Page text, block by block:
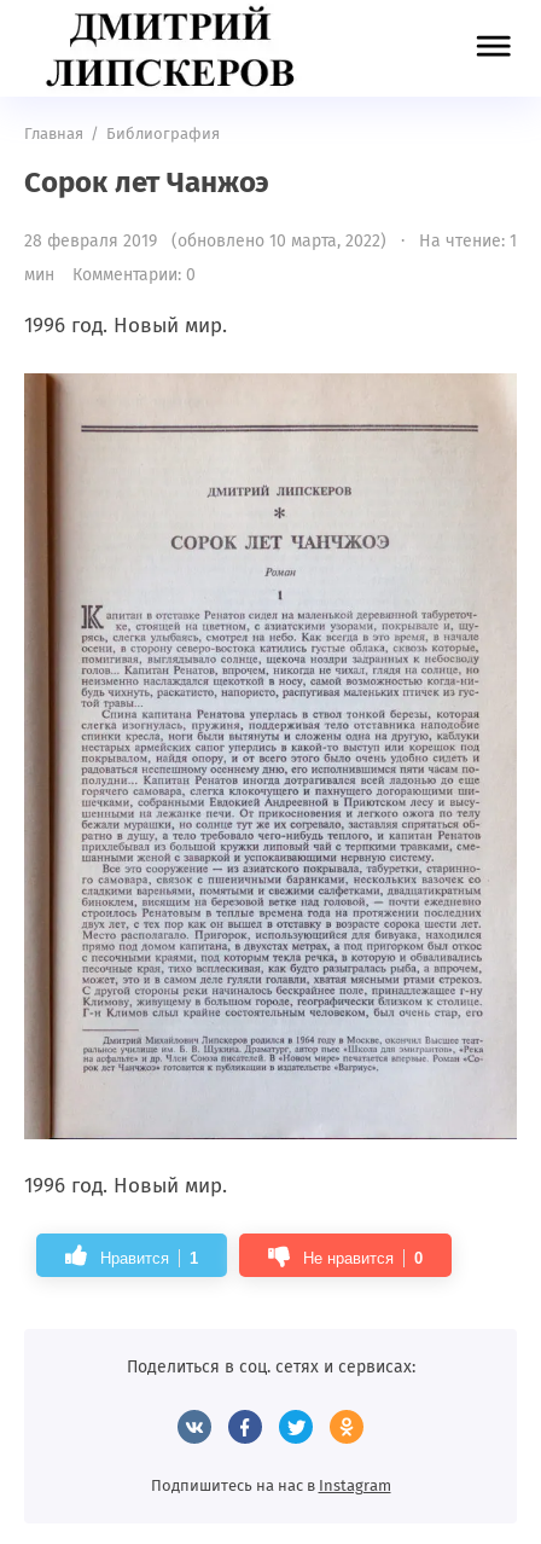
Главная / Библиография
Сорок лет Чанжоэ
28 февраля 2019 (обновлено 10 марта, 2022) · На чтение: 1
мин
Комментарии: 0
1996 год. Новый мир.
1996 год. Новый мир.
Нравится 1 Не нравится 0
Поделиться в соц. сетях и сервисах:
Подпишитесь на нас в Instagram